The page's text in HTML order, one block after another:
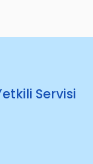
Servisi